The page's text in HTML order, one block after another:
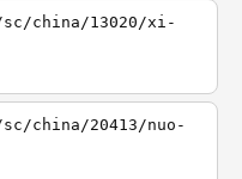
sc/china/13020/xi-
china/20413/nuo-